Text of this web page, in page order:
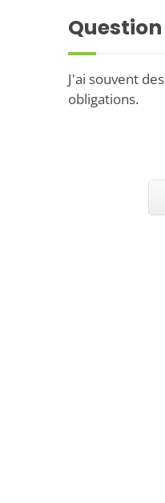
Question
J'ai souvent
obligations.